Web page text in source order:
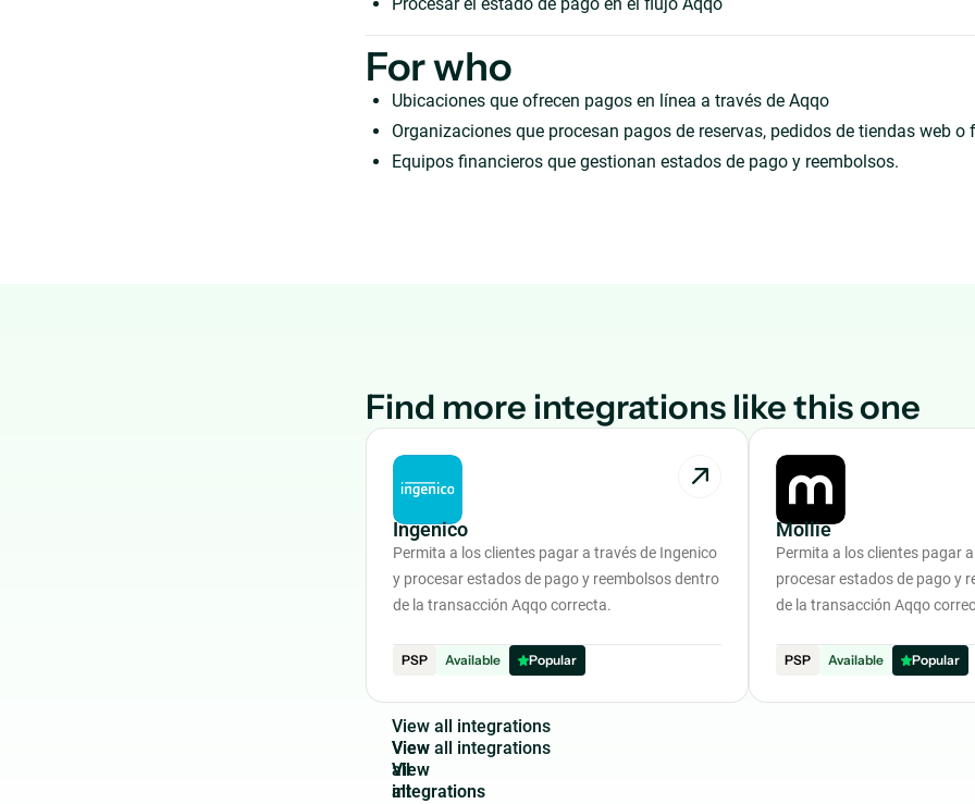
For who
Ubicaciones que ofrecen pagos en línea a través de Aqqo
Organizaciones que procesan pagos de reservas, pedidos de tiendas web o
Equipos financieros que gestionan estados de pago y reembolsos.
Find more integrations like this one
Ingenico
Permita a los clientes pagar a través de Ingenico
y procesar estados de pago y reembolsos dentro
de la transacción Aqqo correcta.
PSP Available Popular
Mollie
Permita a los clientes pagar
procesar estados de pago y
de la transacción Aqqo
PSP Available Popular
View all integrations
View
all
integrations